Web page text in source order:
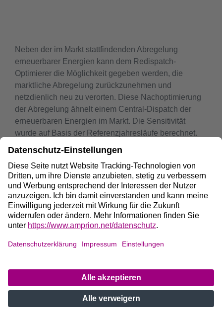
Neben der im Markt stattfindenden Abregelung
erneuerbarer Energien kann dem Redispatch-
Optimierer die Möglichkeit gegeben werden, die
marktliche Abregelung zurückzunehmen und
netzdienlich neu zu verorten. Diese Nachoptimierung
der Abregelung ähnelt einem Central-Dispatch der
erneuerbaren Energien im Markt. Die Sensitivität
wurde auf Basis der Referenzjahresläufe berechnet.
In Abbildung 18 wird die Bedarfsänderung von
Reservekraftwerken (links) und ausländischen
Redispatch-Potenzialen (rechts) bei einem
gleichverteilten Abregelungsverhalten und einer
nachoptimierten Abregelung im Vergleich zu den
ursprünglichen Referenzjahresläufen gezeigt. Ein
wird bereits durch eine gleichverteilte Abregelung der
kann die Jahresmengen des Bedarfs an
Reserveleistung und ausländischen Redispatch-
Potenzialen weiter um bis zu 9 % reduzieren. Zudem
sinkt der absolute Bedarf an Redispatch bei der